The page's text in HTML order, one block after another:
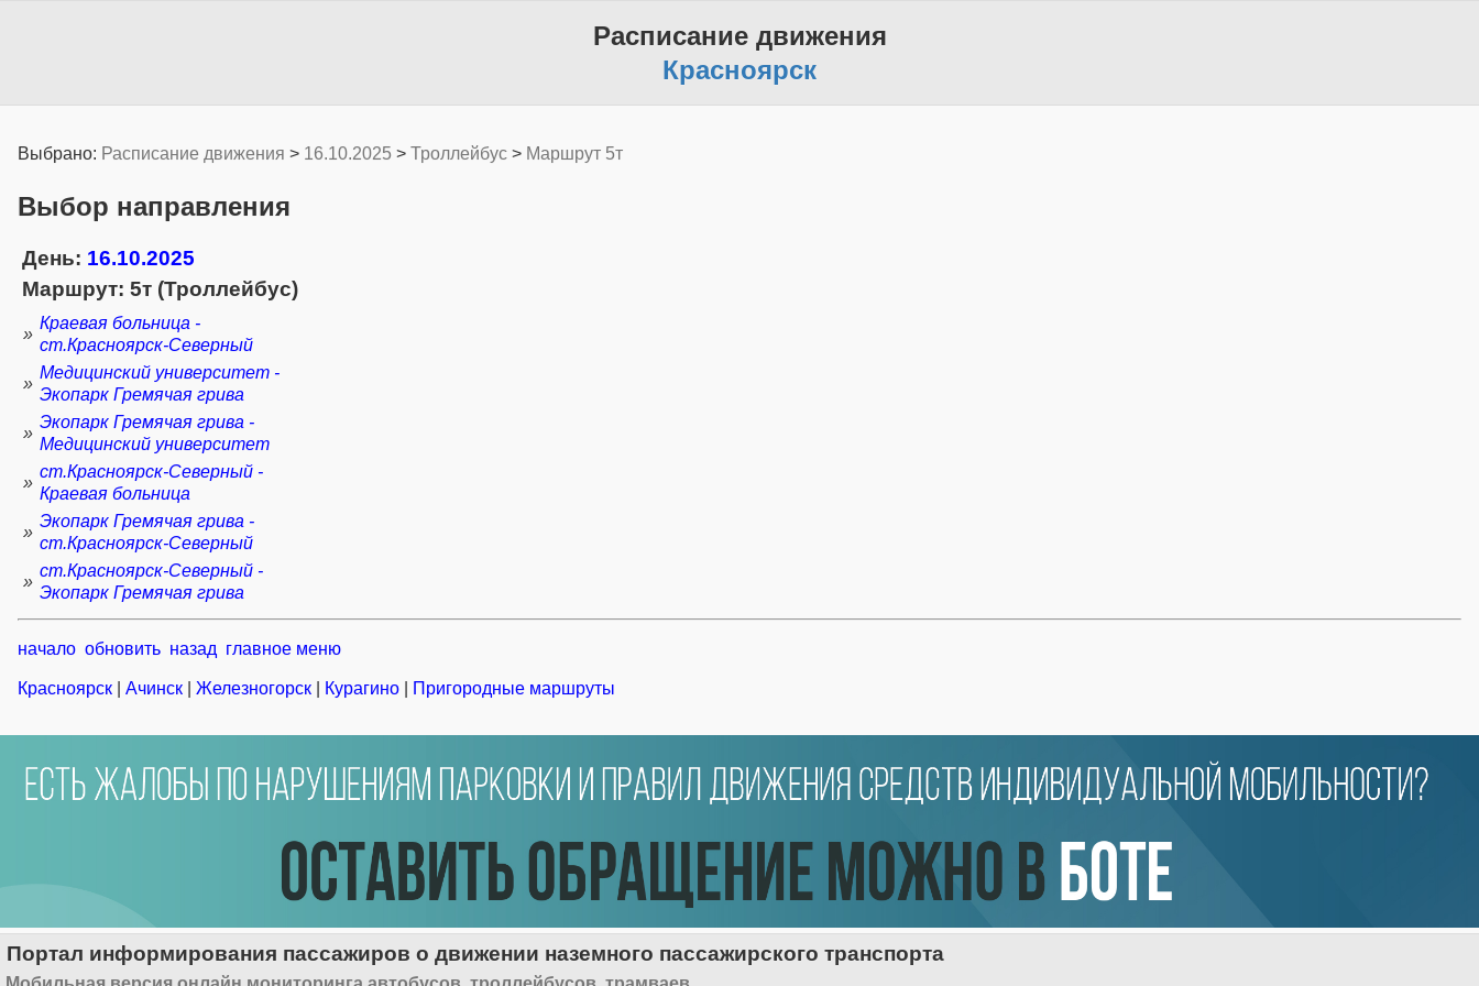
Расписание движения
Красноярск
Выбрано: Расписание движения > 16.10.2025 > Троллейбус > Маршрут 5т
Выбор направления
День: 16.10.2025
Маршрут: 5т (Троллейбус)
»
Краевая больница -
ст.Красноярск-Северный
»
Медицинский университет -
Экопарк Гремячая грива
»
Экопарк Гремячая грива -
Медицинский университет
»
ст.Красноярск-Северный -
Краевая больница
»
Экопарк Гремячая грива -
ст.Красноярск-Северный
»
ст.Красноярск-Северный -
Экопарк Гремячая грива
начало обновить назад главное меню
Красноярск Ачинск Железногорск Курагино Пригородные маршруты
Портал информирования пассажиров о движении наземного пассажирского транспорта